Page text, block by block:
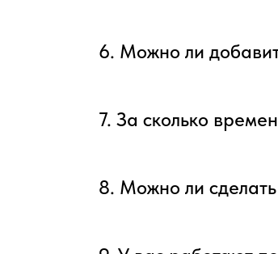
6. Можно ли
7. За сколько
8. Можно ли